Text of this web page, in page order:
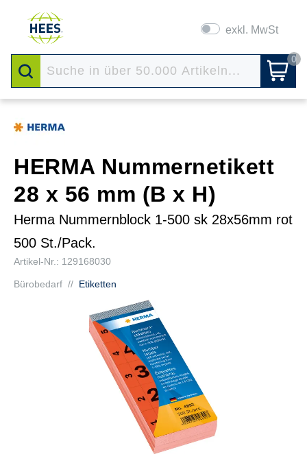
exkl. MwSt
0
HERMA Nummernetikett
28 x 56 mm (B x H)
Herma Nummernblock 1-500 sk 28x56mm rot
500 St./Pack.
Artikel-Nr.: 129168030
Bürobedarf // Etiketten